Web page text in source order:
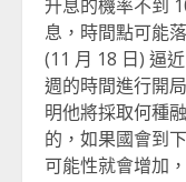
升息的機率不到
息，時間點可能
(11 月 18 日) 逼
週的時間進行開
明他將採取何種
的，如果國會到
可能性就會增加